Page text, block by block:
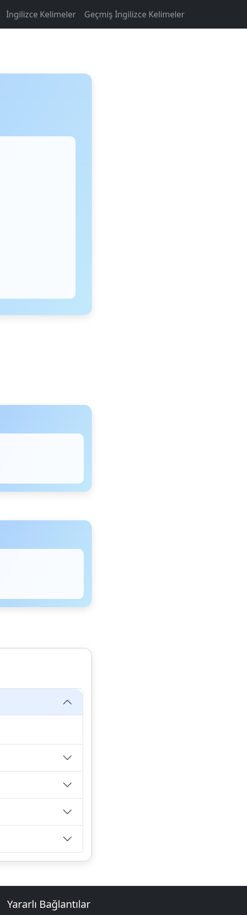
İngilizce Kelimeler Geçmiş İngilizce Kelimeler
Yararlı Bağlantılar